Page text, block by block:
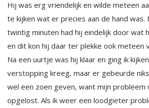
Hij was erg vriendelijk en wilde meteen
te kijken wat er precies aan de hand was.
twintig minuten had hij eindelijk door wat
en dit kon hij daar ter plekke ook meteen
Na een uurtje was hij klaar en ging ik
verstopping kreeg, maar er gebeurde
wel een zoen geven, want mijn probleem
opgelost. Als ik weer een loodgieter